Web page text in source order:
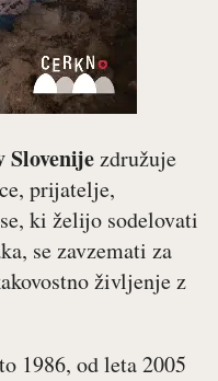
Slovenijezdružuje
prijatelje,
ki želijo sodelovati
se zavzemati za
življenje z
1986, od leta 2005